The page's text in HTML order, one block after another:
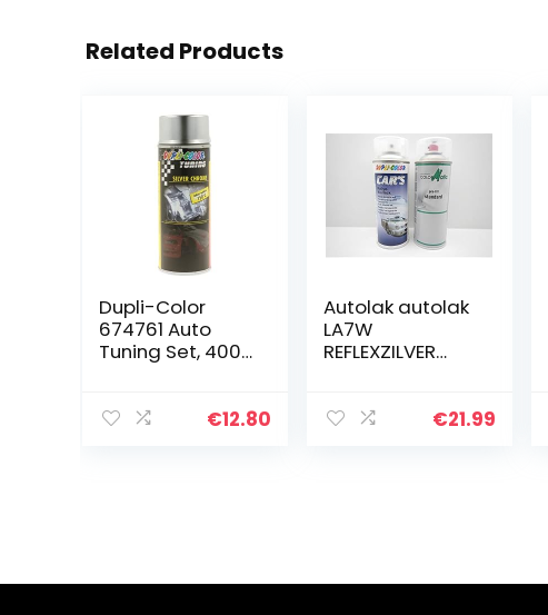
Related Products
Dupli-Color
674761 Auto
Tuning Set, 400
€12.80
Autolak autolak
LA7W
REFLEXZILVER
Spray
€21.99